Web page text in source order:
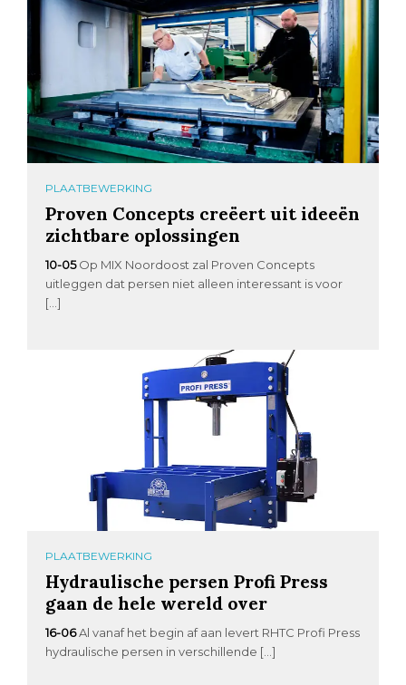
PLAATBEWERKING
Proven Concepts creëert uit ideeën
zichtbare oplossingen
10-05 Op MIX Noordoost zal Proven Concepts
uitleggen dat persen niet alleen interessant is voor
[…]
PLAATBEWERKING
Hydraulische persen Profi Press
gaan de hele wereld over
16-06Al vanaf het begin af aan levert RHTC Profi Press
hydraulische persen in verschillende […]